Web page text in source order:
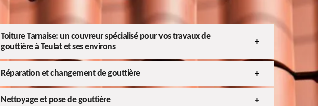
Toiture Tarnaise: un couvreur spécialisé pour vos travaux de
gouttière à Teulat et ses environs
Réparation et changement de gouttière
Nettoyage et pose de gouttière